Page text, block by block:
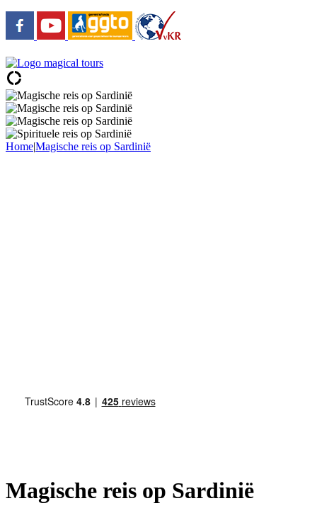
donut_large
Home|Magische reis op Sardinië
Magische reis op Sardinië